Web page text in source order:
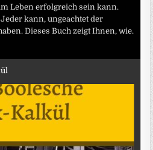
Leben erfolgreich sein kann.
kann, ungeachtet der
Dieses Buch zeigt Ihnen, wie.